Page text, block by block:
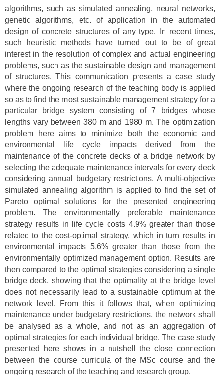
algorithms, such as simulated annealing, neural networks,
genetic algorithms, etc. of application in the automated
design of concrete structures of any type. In recent times,
such heuristic methods have turned out to be of great
interest in the resolution of complex and actual engineering
problems, such as the sustainable design and management
of structures. This communication presents a case study
where the ongoing research of the teaching body is applied
so as to find the most sustainable management strategy for a
particular bridge system consisting of 7 bridges whose
lengths vary between 380 m and 1980 m. The optimization
problem here aims to minimize both the economic and
environmental life cycle impacts derived from the
maintenance of the concrete decks of a bridge network by
selecting the adequate maintenance intervals for every deck
considering annual budgetary restrictions. A multi-objective
simulated annealing algorithm is applied to find the set of
Pareto optimal solutions for the presented engineering
problem. The environmentally preferable maintenance
strategy results in life cycle costs 4.9% greater than those
related to the cost-optimal strategy, which in turn results in
environmental impacts 5.6% greater than those from the
environmentally optimized management option. Results are
then compared to the optimal strategies considering a single
bridge deck, showing that the optimality at the bridge level
does not necessarily lead to a sustainable optimum at the
network level. From this it follows that, when optimizing
maintenance under budgetary restrictions, the network shall
be analysed as a whole, and not as an aggregation of
optimal strategies for each individual bridge. The case study
presented here shows in a nutshell the close connection
between the course curricula of the MSc course and the
ongoing research of the teaching and research group.